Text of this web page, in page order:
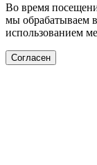
Во время
мы обрабатываем
использованием
Согласен